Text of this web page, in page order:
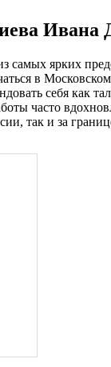
Ивана
ярких
в
себя как
часто
так и за